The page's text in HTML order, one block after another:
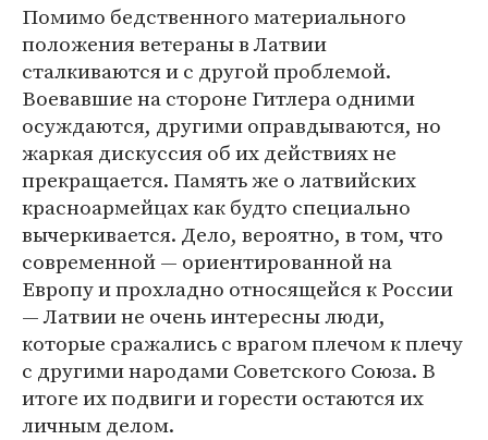
Помимо бедственного материального
положения ветераны в Латвии
сталкиваются и с другой проблемой.
Воевавшие на стороне Гитлера одними
осуждаются, другими оправдываются, но
жаркая дискуссия об их действиях не
прекращается. Память же о латвийских
красноармейцах как будто специально
вычеркивается. Дело, вероятно, в том, что
современной — ориентированной на
Европу и прохладно относящейся к России
— Латвии не очень интересны люди,
которые сражались с врагом плечом к плечу
с другими народами Советского Союза. В
итоге их подвиги и горести остаются их
личным делом.